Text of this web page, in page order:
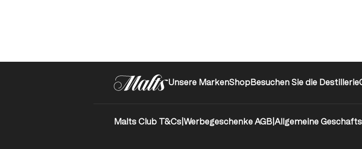
Unsere MarkenShopBesuchen Sie die Destillerie
Malts Club T&Cs Werbegeschenke AGB Allgemeine